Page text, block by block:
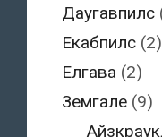
Даугавпилс
Екабпилс(2)
Елгава (2)
Земгале(9)